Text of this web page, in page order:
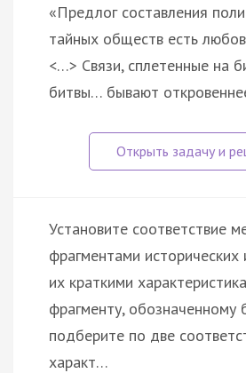
«Предлог составления
тайных обществ есть
<…> Связи, сплетенные на
битвы… бывают
Установите соответствие
фрагментами исторических
их краткими
фрагменту, обозначенному
подберите по две
характ…